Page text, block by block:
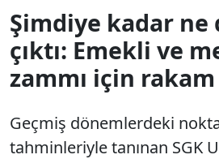
Şimdiye kadar ne
çıktı: Emekli ve
zammı için
Geçmiş dönemlerdeki nokta
tahminleriyle tanınan SGK